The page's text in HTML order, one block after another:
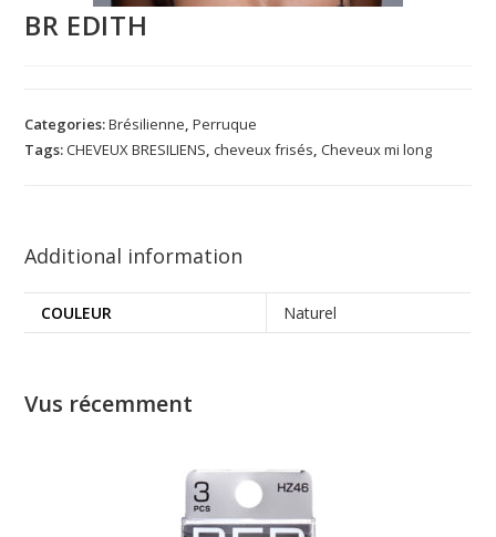
BR EDITH
Categories:Brésilienne,Perruque
Tags:CHEVEUX BRESILIENS,cheveux frisés,Cheveux mi long
Additional information
COULEUR Naturel
Vus récemment